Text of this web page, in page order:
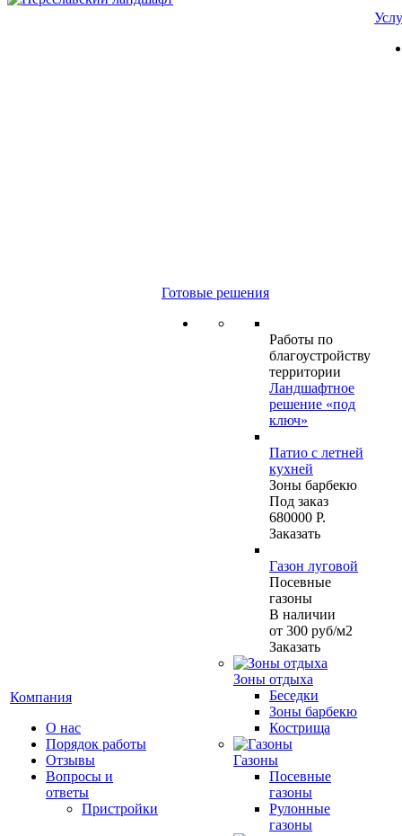
Компания
О нас
Порядок работы
Отзывы
Вопросы и
ответы
Пристройки
Готовые решения
Работы по
благоустройству
территории
Ландшафтное
решение «под
ключ»
Патио с летней
кухней
Зоны барбекю
Под заказ
680000 Р.
Заказать
Газон луговой
Посевные
газоны
В наличии
от 300 руб/м2
Заказать
Зоны отдыха
Беседки
Зоны барбекю
Кострища
Газоны
Посевные
газоны
Рулонные
газоны